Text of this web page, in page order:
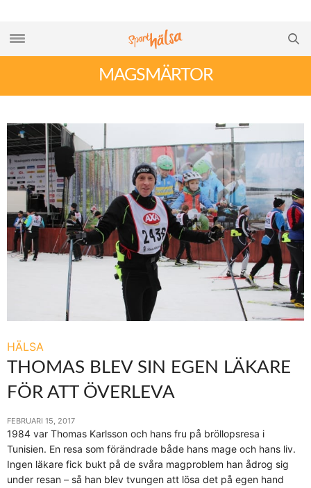
MAGSMÄRTOR
HÄLSA
THOMAS BLEV SIN EGEN LÄKARE
FÖR ATT ÖVERLEVA
FEBRUARI 15, 2017
1984 var Thomas Karlsson och hans fru på bröllopsresa i
Tunisien. En resa som förändrade både hans mage och hans liv.
Ingen läkare fick bukt på de svåra magproblem han ådrog sig
under resan – så han blev tvungen att lösa det på egen hand